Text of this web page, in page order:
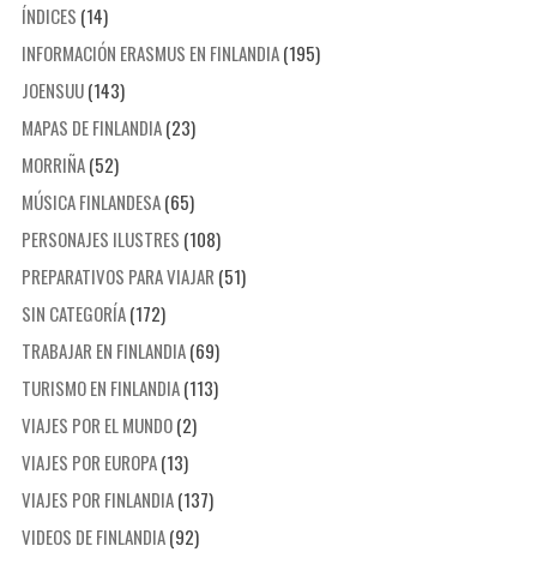
ÍNDICES (14)
INFORMACIÓN ERASMUS EN FINLANDIA(195)
JOENSUU(143)
MAPAS DE FINLANDIA(23)
MORRIÑA(52)
MÚSICA FINLANDESA(65)
PERSONAJES ILUSTRES (108)
PREPARATIVOS PARA VIAJAR (51)
SIN CATEGORÍA(172)
TRABAJAR EN FINLANDIA(69)
TURISMO EN FINLANDIA(113)
VIAJES POR EL MUNDO(2)
VIAJES POR EUROPA(13)
VIAJES POR FINLANDIA(137)
VIDEOS DE FINLANDIA(92)